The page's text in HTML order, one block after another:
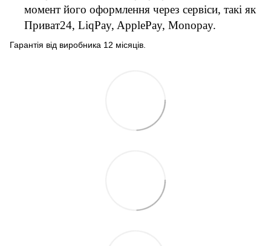
момент його оформлення через сервіси, такі як
Приват24, LiqPay, ApplePay, Monopay.
Гарантія від виробника 12 місяців.